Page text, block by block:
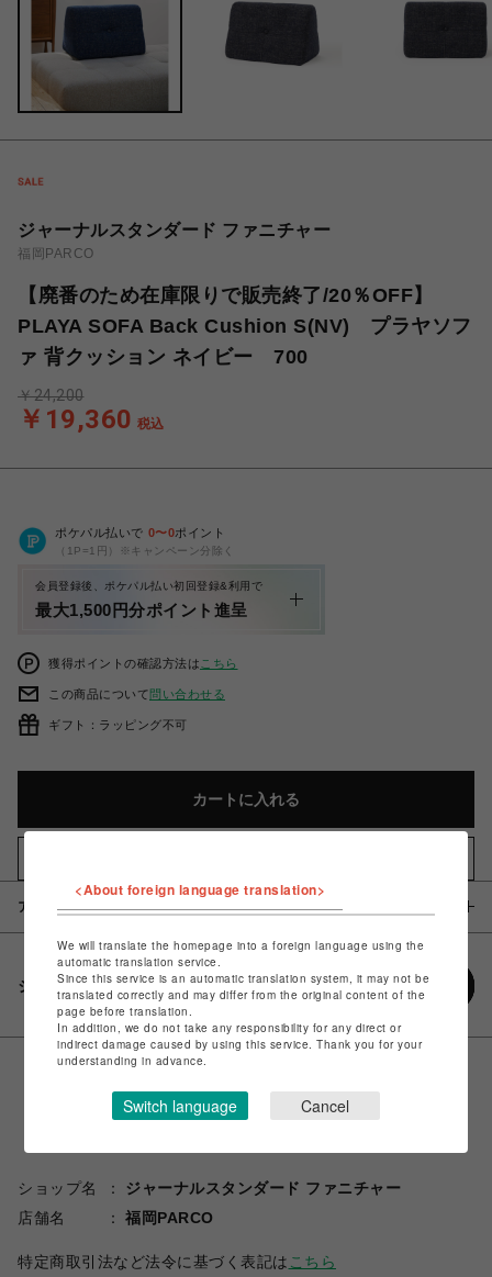
ジャーナルスタンダード ファニチャー
福岡PARCO
【廃番のため在庫限りで販売終了/20％OFF】
PLAYA SOFA Back Cushion S(NV) プラヤソフ
ァ 背クッション ネイビー 700
￥19,360 税込
￥24,200
ポケパル払いで 0〜0ポイント
（1P=1円）※キャンペーン分除く
会員登録後、ポケパル払い初回登録&利用で
最大1,500円分ポイント進呈
獲得ポイントの確認方法は こちら
この商品について問い合わせる
ギフト：ラッピング不可
カートに入れる
アイテム説明 / 素材
シェアする
ショップ名
ジャーナルスタンダード ファニチャー
店舗名
福岡PARCO
特定商取引法など法令に基づく表記は こちら
<About foreign language translation>
We will translate the homepage into a foreign language using the
automatic translation service.
Since this service is an automatic translation system, it may not be
translated correctly and may differ from the original content of the
page before translation.
In addition, we do not take any responsibility for any direct or
indirect damage caused by using this service. Thank you for your
understanding in advance.
Switch language Cancel